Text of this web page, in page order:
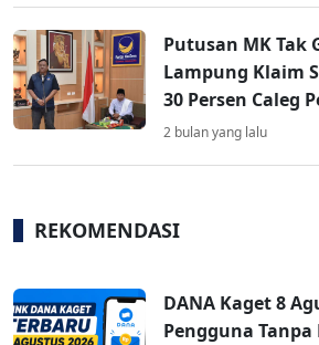
Putusan MK Tak
Lampung Klaim
30 Persen Caleg
2 bulan yang lalu
REKOMENDASI
DANA Kaget 8
Pengguna